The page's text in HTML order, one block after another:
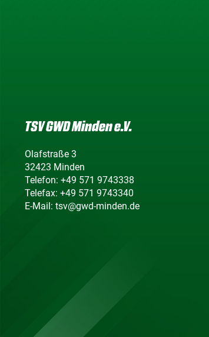
TSV GWD Minden e.V.
Olafstraße 3
32423 Minden
Telefon: +49 571 9743338
Telefax: +49 571 9743340
E-Mail: tsv@gwd-minden.de